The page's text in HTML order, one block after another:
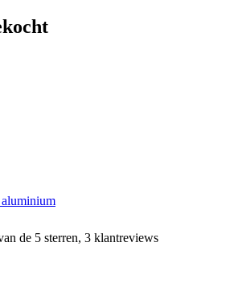
de 5 sterren, 3 klantreviews